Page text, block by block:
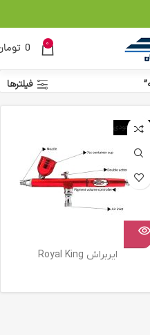
0
0
فیلترها
موجودی
ایربراش Royal King